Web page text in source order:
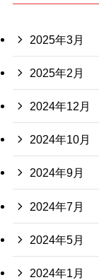
2025年3月
2025年2月
2024年12月
2024年10月
2024年9月
2024年7月
2024年5月
2024年1月